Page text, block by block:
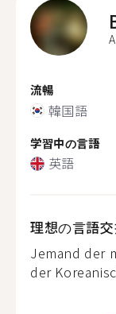
流暢
韓国語
学習中の言語
英語
理想の言語
Jemand der
der